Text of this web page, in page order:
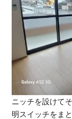
ニッチを設けて
明スイッチをま